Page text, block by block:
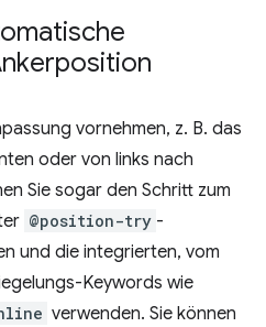
vornehmen, z. B. das
oder von links nach
Sie sogar den Schritt zum
@position-try -
und die integrierten, vom
Keywords wie
verwenden. Sie können